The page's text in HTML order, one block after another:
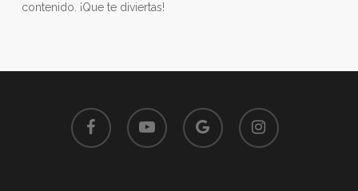
contenido. ¡Que te diviertas!
facebook youtube
google-
plus
instagram